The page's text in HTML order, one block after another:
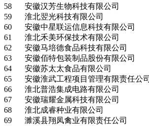
58
安徽汉芳生物科技有限公司
59
淮北翌光科技有限公司
60
安徽中星联运信息科技有限公司
61
淮北禾美环保技术有限公司
62
安徽马培德食品科技有限公司
63
安徽佰特包装制品股份有限公司
64
安徽苏太太食品有限公司
65
安徽淮武工程项目管理有限责任公司
66
淮北普浩集成电路有限公司
67
安徽瑞耀金属科技有限公司
68
淮北成睿种业有限公司
69
濉溪县翔凤禽业有限责任公司